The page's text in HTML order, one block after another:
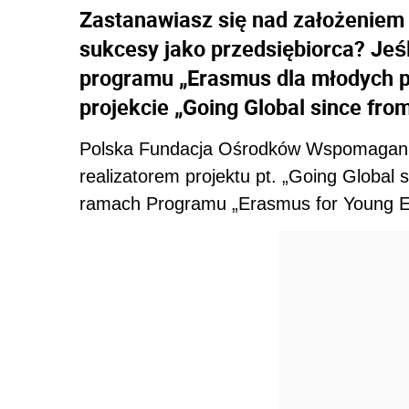
Zastanawiasz się nad
sukcesy jako przedsiębiorca?
programu „Erasmus dla
projekcie „Going Global since
Polska Fundacja Ośrodków
realizatorem projektu pt. „Going Global
ramach Programu „Erasmus for Young